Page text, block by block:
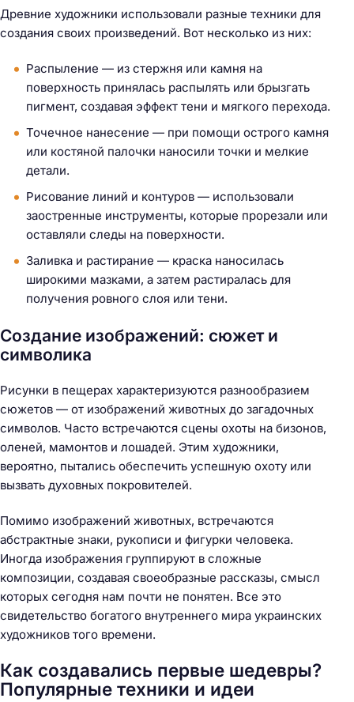
Древние художники использовали разные техники для
создания своих произведений. Вот несколько из них:
Распыление — из стержня или камня на
поверхность принялась распылять или брызгать
пигмент, создавая эффект тени и мягкого перехода.
Точечное нанесение — при помощи острого камня
или костяной палочки наносили точки и мелкие
детали.
Рисование линий и контуров — использовали
заостренные инструменты, которые прорезали или
оставляли следы на поверхности.
Заливка и растирание — краска наносилась
широкими мазками, а затем растиралась для
получения ровного слоя или тени.
Создание изображений: сюжет и
символика
Рисунки в пещерах характеризуются разнообразием
сюжетов — от изображений животных до загадочных
символов. Часто встречаются сцены охоты на бизонов,
оленей, мамонтов и лошадей. Этим художники,
вероятно, пытались обеспечить успешную охоту или
вызвать духовных покровителей.
Помимо изображений животных, встречаются
абстрактные знаки, рукописи и фигурки человека.
Иногда изображения группируют в сложные
композиции, создавая своеобразные рассказы, смысл
которых сегодня нам почти не понятен. Все это
свидетельство богатого внутреннего мира украинских
художников того времени.
Как создавались первые шедевры?
Популярные техники и идеи